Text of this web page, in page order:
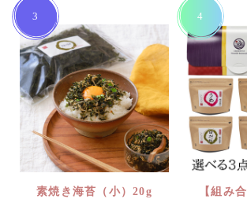
3
素焼き海苔（小）20g
4
【組み